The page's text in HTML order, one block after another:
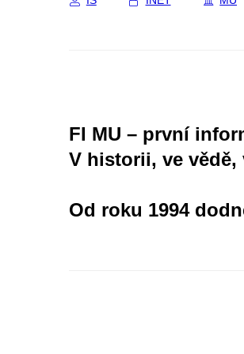
FI MU – první
V historii, ve vědě,
Od roku 1994